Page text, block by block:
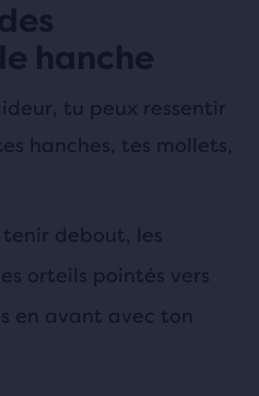
hanche
tu peux ressentir
hanches, tes mollets,
debout, les
orteils pointés vers
en avant avec ton